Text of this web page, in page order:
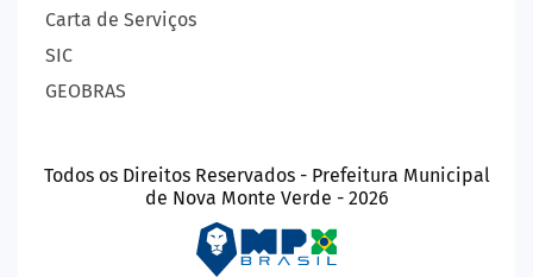
Carta de Serviços
SIC
GEOBRAS
Todos os Direitos Reservados - Prefeitura Municipal
de Nova Monte Verde - 2026